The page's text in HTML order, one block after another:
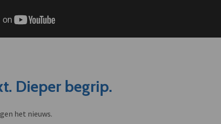
Dieper begrip.
het nieuws.